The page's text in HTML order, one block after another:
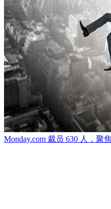
Monday.com 裁员 630 人，聚